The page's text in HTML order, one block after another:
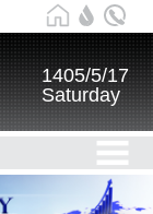
1405/5/17
Saturday